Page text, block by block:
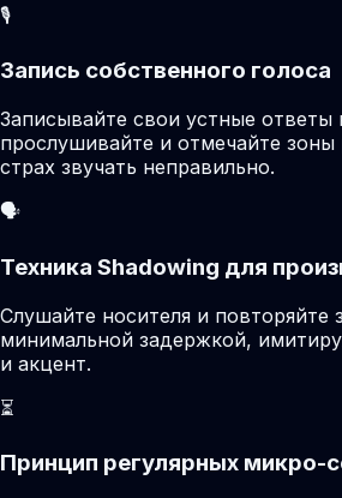
🎙️
Запись собственного голоса
Записывайте свои устные ответы
прослушивайте и отмечайте зоны
страх звучать неправильно.
🗣️
Техника Shadowing для
Слушайте носителя и повторяйте
минимальной задержкой,
и акцент.
⏳
Принцип регулярных микро-